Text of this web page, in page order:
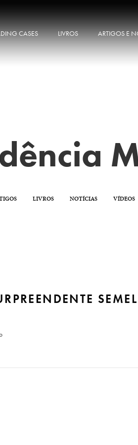
CASES LIVROS ARTIGOS E
LIVROS NOTÍCIAS VÍDEOS